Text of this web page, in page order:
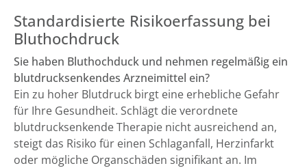
Standardisierte Risikoerfassung bei
Bluthochdruck
Sie haben Bluthochduck und nehmen regelmäßig ein
blutdrucksenkendes Arzneimittel ein?
Ein zu hoher Blutdruck birgt eine erhebliche Gefahr
für Ihre Gesundheit. Schlägt die verordnete
blutdrucksenkende Therapie nicht ausreichend an,
steigt das Risiko für einen Schlaganfall, Herzinfarkt
oder mögliche Organschäden signifikant an. Im